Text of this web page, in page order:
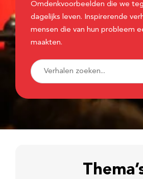
Omdenkvoorbeelden die we
dagelijks leven. Inspirerende
mensen die van hun probleem
maakten.